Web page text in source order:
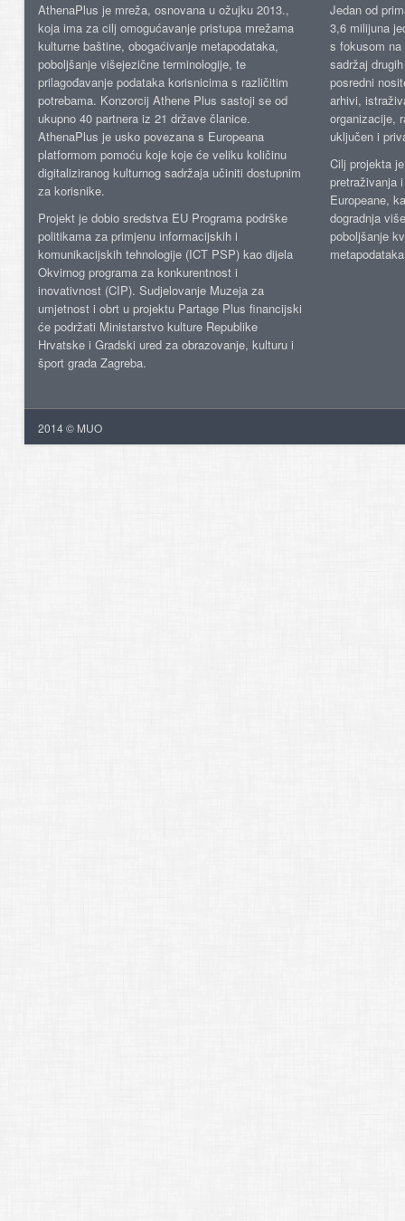
AthenaPlus je mreža, osnovana u ožujku 2013.,
koja ima za cilj omogućavanje pristupa mrežama
kulturne baštine, obogaćivanje metapodataka,
poboljšanje višejezične terminologije, te
prilagođavanje podataka korisnicima s različitim
potrebama. Konzorcij Athene Plus sastoji se od
ukupno 40 partnera iz 21 države članice.
AthenaPlus je usko povezana s Europeana
platformom pomoću koje koje će veliku količinu
digitaliziranog kulturnog sadržaja učiniti dostupnim
za korisnike.
Projekt je dobio sredstva EU Programa podrške
politikama za primjenu informacijskih i
komunikacijskih tehnologije (ICT PSP) kao dijela
Okvirnog programa za konkurentnost i
inovativnost (CIP). Sudjelovanje Muzeja za
umjetnost i obrt u projektu Partage Plus financijski
će podržati Ministarstvo kulture Republike
Hrvatske i Gradski ured za obrazovanje, kulturu i
šport grada Zagreba.
Jedan od
3,6 milijuna
s fokusom
sadržaj
posredni
arhivi,
organizacije,
uključen i
Cilj projekta
pretraživanja
Europeane,
dogradnja
poboljšanje
2014 © MUO